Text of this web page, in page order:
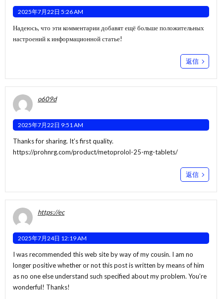
2025年7月22日 5:26 AM
Надеюсь, что эти комментарии добавят ещё больше положительных
настроений к информационной статье!
返信
o609d
2025年7月22日 9:51 AM
Thanks for sharing. It’s first quality.
https://prohnrg.com/product/metoprolol-25-mg-tablets/
返信
https://ec
2025年7月24日 12:19 AM
I was recommended this web site by way of my cousin. I am no
longer positive whether or not this post is written by means of him
as no one else understand such specified about my problem. You’re
wonderful! Thanks!